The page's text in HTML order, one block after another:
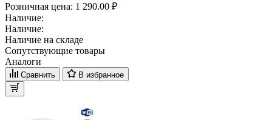
Розничная цена: 1 290.00 ₽
Наличие:
Наличие:
Наличие на складе
Сопутствующие товары
Аналоги
Сравнить В избранное